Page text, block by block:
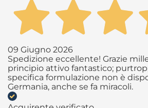
09 Giugno 2026
Spedizione eccellente! Grazie
principio attivo fantastico;
specifica formulazione non è
Germania, anche se fa miracoli.